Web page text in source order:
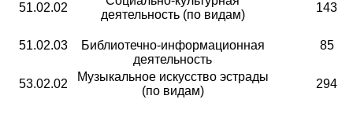
51.02.02
деятельность (по видам)
143
51.02.03
Библиотечно-информационная
деятельность
85
53.02.02
Музыкальное искусство эстрады
(по видам)
294